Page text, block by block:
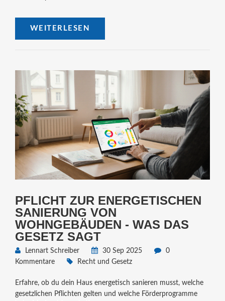
WEITERLESEN
PFLICHT ZUR ENERGETISCHEN
SANIERUNG VON
WOHNGEBÄUDEN - WAS DAS
GESETZ SAGT
Lennart Schreiber 30 Sep 2025
0
Kommentare
Recht und Gesetz
Erfahre, ob du dein Haus energetisch sanieren musst, welche
gesetzlichen Pflichten gelten und welche Förderprogramme